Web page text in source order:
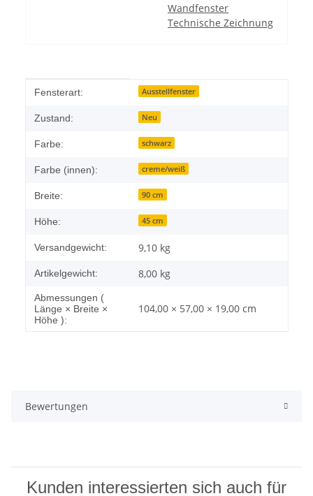
Wandfenster
Technische Zeichnung
Produkteigenschaft
Wert
Fensterart: Ausstellfenster
Zustand: Neu
Farbe: schwarz
Farbe (innen): creme/weiß
Breite: 90 cm
Höhe: 45 cm
Versandgewicht: 9,10 kg
Artikelgewicht: 8,00 kg
Abmessungen (
Länge × Breite ×
Höhe ):
104,00 × 57,00 × 19,00 cm
Bewertungen
Kunden interessierten sich auch für